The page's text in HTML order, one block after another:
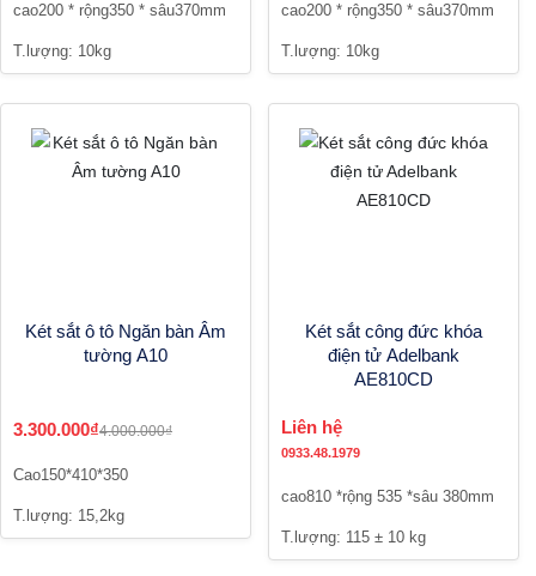
cao200 * rộng350 * sâu370mm
T.lượng: 10kg
cao200 * rộng350 * sâu370mm
T.lượng: 10kg
Két sắt ô tô Ngăn bàn Âm
tường A10
3.300.000₫4.000.000₫
Cao150*410*350
T.lượng: 15,2kg
Két sắt công đức khóa
điện tử Adelbank
AE810CD
Liên hệ
0933.48.1979
cao810 *rộng 535 *sâu 380mm
T.lượng: 115 ± 10 kg